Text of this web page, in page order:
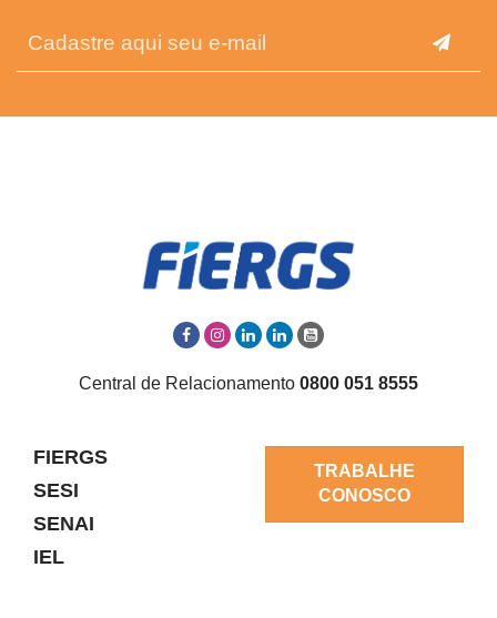
Central de Relacionamento 0800 051 8555
FIERGS
SESI
SENAI
IEL
TRABALHE
CONOSCO